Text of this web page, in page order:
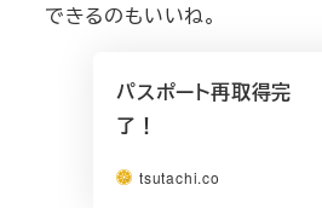
できるのもいいね。
パスポート再取得完
了！
tsutachi.co